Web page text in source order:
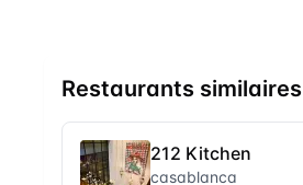
Restaurants similaires
212 Kitchen
casablanca